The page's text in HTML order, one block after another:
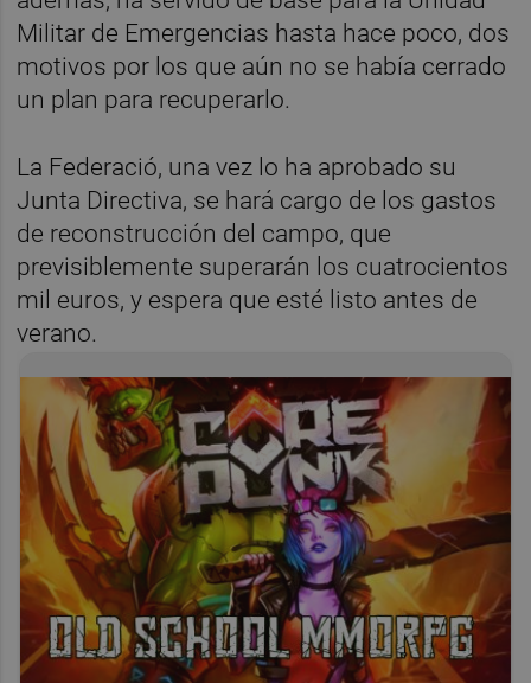
Militar de Emergencias hasta hace poco, dos
motivos por los que aún no se había cerrado
un plan para recuperarlo.
La Federació, una vez lo ha aprobado su
Junta Directiva, se hará cargo de los gastos
de reconstrucción del campo, que
previsiblemente superarán los cuatrocientos
mil euros, y espera que esté listo antes de
verano.